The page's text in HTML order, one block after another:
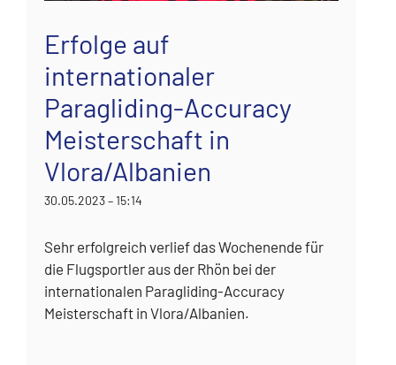
Erfolge auf
internationaler
Paragliding-Accuracy
Meisterschaft in
Vlora/Albanien
30.05.2023 – 15:14
Sehr erfolgreich verlief das Wochenende für
die Flugsportler aus der Rhön bei der
internationalen Paragliding-Accuracy
Meisterschaft in Vlora/Albanien.